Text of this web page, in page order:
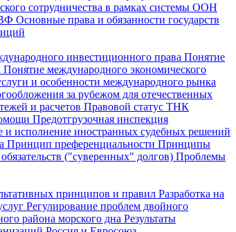
сотрудничества в рамках системы ООН
Основные права и обязанности государств
инвестиционного права Понятие
Понятие международного экономического
и особенности международного рынка
за рубежом для отечественных
и расчетов Правовой статус ТНК
Предотгрузочная инспекция
и исполнение иностранных судебных решений
Принцип преференциальности Принципы
("суверенных" долгов) Проблемы
принципов и правил Разработка на
Регулирование проблем двойного
района морского дна Результаты